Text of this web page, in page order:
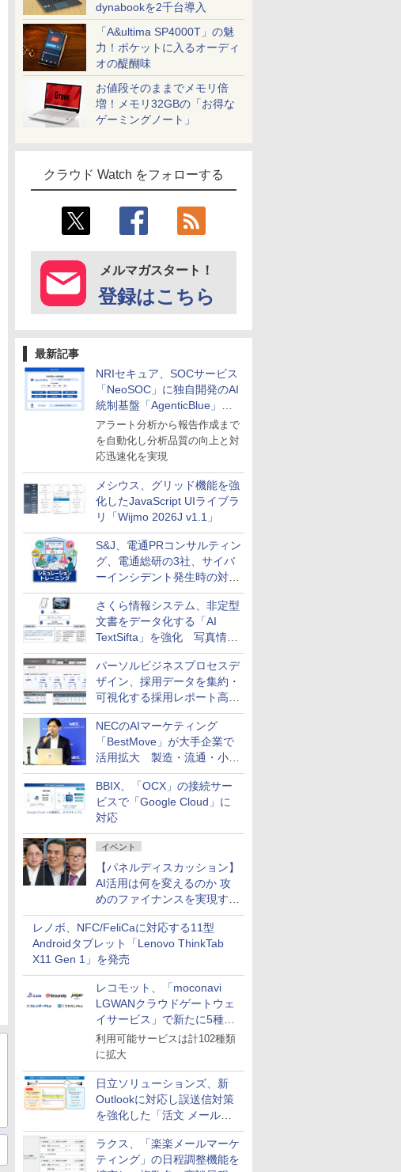
dynabookを2千台導入
「A&ultima SP4000T」の魅
力！ポケットに入るオーディ
オの醍醐味
お値段そのままでメモリ倍
増！メモリ32GBの「お得な
ゲーミングノート」
クラウド Watch をフォローする
メルマガスタート！
登録はこちら
最新記事
NRIセキュア、SOCサービス
「NeoSOC」に独自開発のAI
統制基盤「AgenticBlue」を
導入
アラート分析から報告作成まで
を自動化し分析品質の向上と対
応迅速化を実現
メシウス、グリッド機能を強
化したJavaScript UIライブラ
リ「Wijmo 2026J v1.1」
S&J、電通PRコンサルティン
グ、電通総研の3社、サイバ
ーインシデント発生時の対応
と危機管理広報を一体的に訓
練するプログラムを提供
さくら情報システム、非定型
文書をデータ化する「AI
TextSifta」を強化 写真情報
のデータ化などに対応
パーソルビジネスプロセスデ
ザイン、採用データを集約・
可視化する採用レポート高速
化サービスを提供
NECのAIマーケティング
「BestMove」が大手企業で
活用拡大 製造・流通・小売
企業・広告代理店などが実装
フェーズへ
BBIX、「OCX」の接続サー
ビスで「Google Cloud」に
対応
イベント
【パネルディスカッション】
AI活用は何を変えるのか 攻
めのファイナンスを実現する
業務設計とマインドセット変
革
レノボ、NFC/FeliCaに対応する11型
Androidタブレット「Lenovo ThinkTab
X11 Gen 1」を発売
レコモット、「moconavi
LGWANクラウドゲートウェ
イサービス」で新たに5種類
のサービスと連携開始
利用可能サービスは計102種類
に拡大
日立ソリューションズ、新
Outlookに対応し誤送信対策
を強化した「活文 メール誤
送信防止アドインサービス」
を提供
ラクス、「楽楽メールマーケ
ティング」の日程調整機能を